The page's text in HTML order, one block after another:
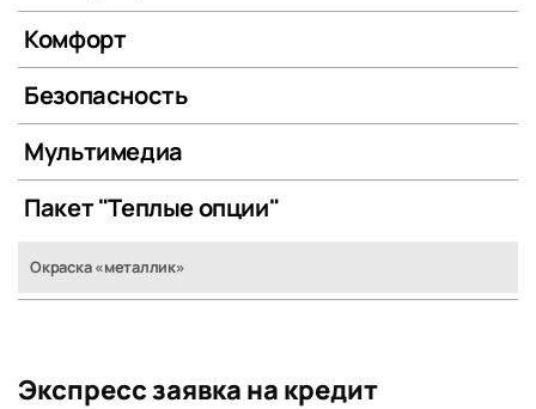
Комфорт
Безопасность
Мультимедиа
Пакет "Теплые опции"
Окраска «металлик»
Экспресс заявка на кредит